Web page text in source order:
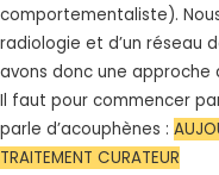
comportementaliste).
radiologie et d’un réseau
avons donc une approche
Il faut pour commencer
parle d’acouphènes :
TRAITEMENT CURATEUR